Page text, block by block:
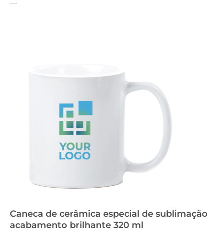
Caneca de cerâmica especial de sublimação
acabamento brilhante 320 ml